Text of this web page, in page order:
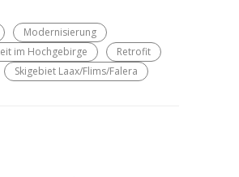
Modernisierung
im Hochgebirge
Retrofit
Skigebiet Laax/Flims/Falera